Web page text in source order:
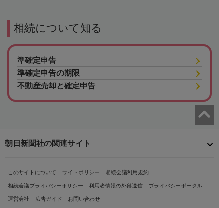
相続について知る
準確定申告
準確定申告の期限
不動産売却と確定申告
朝日新聞社の関連サイト
このサイトについて サイトポリシー 相続会議利用規約
相続会議プライバシーポリシー 利用者情報の外部送信 プライバシーポータル
運営会社 広告ガイド お問い合わせ